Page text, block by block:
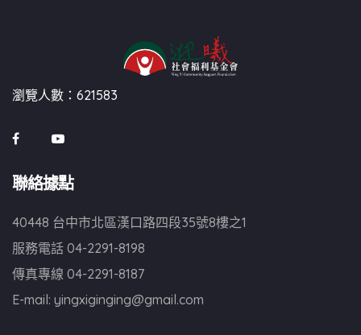
瀏覽人數：621583
聯絡據點
40448 台中市北區漢口路四段35號8樓之1
服務電話 04-2291-8198
傳真專線 04-2291-8187
E-mail: yingxiginging@gmail.com